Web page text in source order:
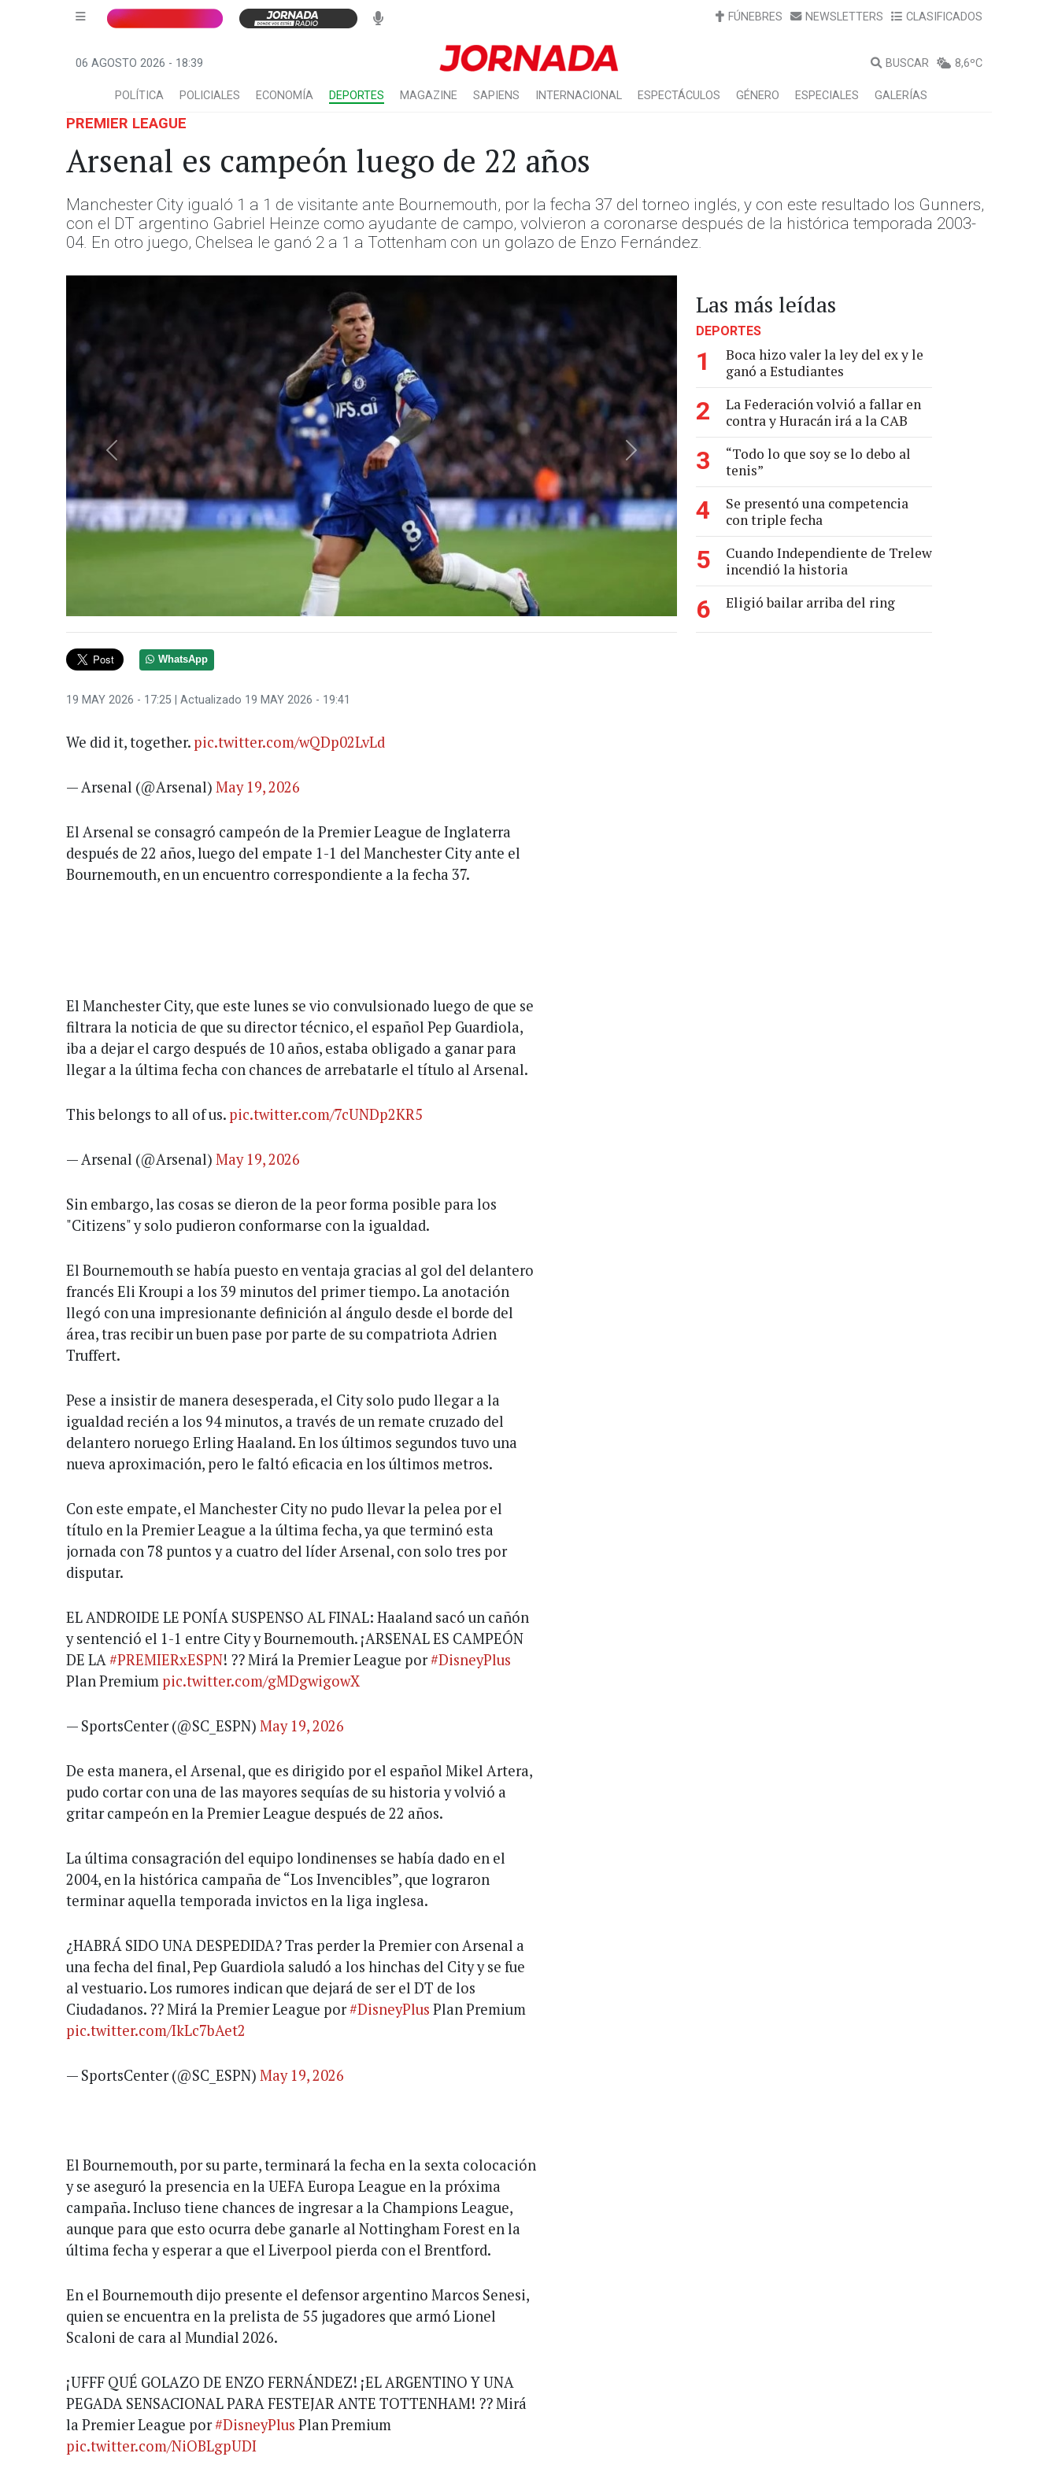
FÚNEBRES NEWSLETTERS CLASIFICADOS
06 AGOSTO 2026 - 18:39 BUSCAR 8,6ºC
POLÍTICA POLICIALES ECONOMÍA DEPORTES MAGAZINE SAPIENS INTERNACIONAL ESPECTÁCULOS GÉNERO ESPECIALES GALERÍAS
PREMIER LEAGUE
Arsenal es campeón luego de 22 años
Manchester City igualó 1 a 1 de visitante ante Bournemouth, por la fecha 37 del torneo inglés, y con este resultado los Gunners,
con el DT argentino Gabriel Heinze como ayudante de campo, volvieron a coronarse después de la histórica temporada 2003-
04. En otro juego, Chelsea le ganó 2 a 1 a Tottenham con un golazo de Enzo Fernández.
Anterior Siguiente
WhatsApp
19 MAY 2026 - 17:25 | Actualizado 19 MAY 2026 - 19:41
We did it, together. pic.twitter.com/wQDp02LvLd
— Arsenal (@Arsenal) May 19, 2026
El Arsenal se consagró campeón de la Premier League de Inglaterra
después de 22 años, luego del empate 1-1 del Manchester City ante el
Bournemouth, en un encuentro correspondiente a la fecha 37.
El Manchester City, que este lunes se vio convulsionado luego de que se
filtrara la noticia de que su director técnico, el español Pep Guardiola,
iba a dejar el cargo después de 10 años, estaba obligado a ganar para
llegar a la última fecha con chances de arrebatarle el título al Arsenal.
This belongs to all of us. pic.twitter.com/7cUNDp2KR5
— Arsenal (@Arsenal) May 19, 2026
Sin embargo, las cosas se dieron de la peor forma posible para los
"Citizens" y solo pudieron conformarse con la igualdad.
El Bournemouth se había puesto en ventaja gracias al gol del delantero
francés Eli Kroupi a los 39 minutos del primer tiempo. La anotación
llegó con una impresionante definición al ángulo desde el borde del
área, tras recibir un buen pase por parte de su compatriota Adrien
Truffert.
Pese a insistir de manera desesperada, el City solo pudo llegar a la
igualdad recién a los 94 minutos, a través de un remate cruzado del
delantero noruego Erling Haaland. En los últimos segundos tuvo una
nueva aproximación, pero le faltó eficacia en los últimos metros.
Con este empate, el Manchester City no pudo llevar la pelea por el
título en la Premier League a la última fecha, ya que terminó esta
jornada con 78 puntos y a cuatro del líder Arsenal, con solo tres por
disputar.
EL ANDROIDE LE PONÍA SUSPENSO AL FINAL: Haaland sacó un cañón
y sentenció el 1-1 entre City y Bournemouth. ¡ARSENAL ES CAMPEÓN
DE LA#PREMIERxESPN! ?? Mirá la Premier League por#DisneyPlus
Plan Premium pic.twitter.com/gMDgwigowX
— SportsCenter (@SC_ESPN) May 19, 2026
De esta manera, el Arsenal, que es dirigido por el español Mikel Artera,
pudo cortar con una de las mayores sequías de su historia y volvió a
gritar campeón en la Premier League después de 22 años.
La última consagración del equipo londinenses se había dado en el
2004, en la histórica campaña de “Los Invencibles”, que lograron
terminar aquella temporada invictos en la liga inglesa.
¿HABRÁ SIDO UNA DESPEDIDA? Tras perder la Premier con Arsenal a
una fecha del final, Pep Guardiola saludó a los hinchas del City y se fue
al vestuario. Los rumores indican que dejará de ser el DT de los
Ciudadanos. ?? Mirá la Premier League por#DisneyPlus Plan Premium
pic.twitter.com/IkLc7bAet2
— SportsCenter (@SC_ESPN) May 19, 2026
El Bournemouth, por su parte, terminará la fecha en la sexta colocación
y se aseguró la presencia en la UEFA Europa League en la próxima
campaña. Incluso tiene chances de ingresar a la Champions League,
aunque para que esto ocurra debe ganarle al Nottingham Forest en la
última fecha y esperar a que el Liverpool pierda con el Brentford.
En el Bournemouth dijo presente el defensor argentino Marcos Senesi,
quien se encuentra en la prelista de 55 jugadores que armó Lionel
Scaloni de cara al Mundial 2026.
¡UFFF QUÉ GOLAZO DE ENZO FERNÁNDEZ! ¡EL ARGENTINO Y UNA
PEGADA SENSACIONAL PARA FESTEJAR ANTE TOTTENHAM! ?? Mirá
la Premier League por#DisneyPlus Plan Premium
pic.twitter.com/NiOBLgpUDI
Las más leídas
DEPORTES
1
Boca hizo valer la ley del ex y le
ganó a Estudiantes
2
La Federación volvió a fallar en
contra y Huracán irá a la CAB
3
“Todo lo que soy se lo debo al
tenis”
4
Se presentó una competencia
con triple fecha
5
Cuando Independiente de Trelew
incendió la historia
6 Eligió bailar arriba del ring